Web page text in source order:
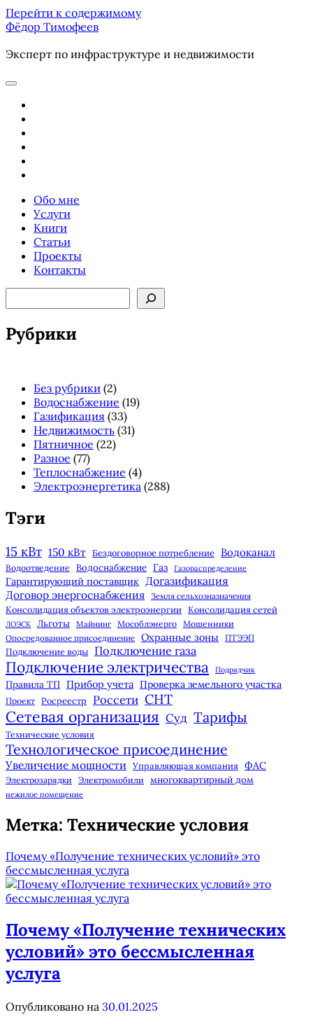
Перейти к содержимому
Фёдор Тимофеев
Эксперт по инфраструктуре и недвижимости
отрыть
Обо мне
Услуги
Книги
Статьи
Проекты
Контакты
Рубрики
Без рубрики (2)
Водоснабжение (19)
Газификация (33)
Недвижимость (31)
Пятничное (22)
Разное (77)
Теплоснабжение (4)
Электроэнергетика (288)
Тэги
15 кВт 150 кВт Бездоговорное потребление Водоканал
Водоотведение Водоснабжение Газ Газораспределение
Гарантирующий поставщик Догазификация
Договор энергоснабжения Земля сельхозназначения
Консолидация объектов электроэнергии Консолидация сетей
ЛОЭСК Льготы Майнинг Мособлэнерго Мошенники
Опосредованное присоединение Охранные зоны ПТЭЭП
Подключение воды Подключение газа
Подключение электричества Подрядчик
Правила ТП Прибор учета Проверка земельного участка
Проект Росреестр Россети СНТ
Сетевая организация Суд Тарифы
Технические условия
Технологическое присоединение
Увеличение мощности Управляющая компания ФАС
Электрозарядки Электромобили многоквартирный дом
нежилое помещение
Метка: Технические условия
Почему «Получение технических условий» это
бессмысленная услуга
Почему «Получение технических
условий» это бессмысленная
услуга
Опубликовано на 30.01.2025